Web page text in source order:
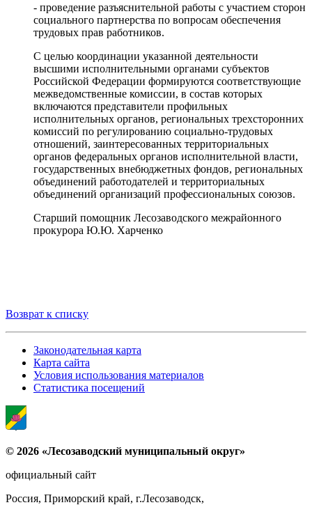
- проведение разъяснительной работы с участием сторон
социального партнерства по вопросам обеспечения
трудовых прав работников.
С целью координации указанной деятельности
высшими исполнительными органами субъектов
Российской Федерации формируются соответствующие
межведомственные комиссии, в состав которых
включаются представители профильных
исполнительных органов, региональных трехсторонних
комиссий по регулированию социально-трудовых
отношений, заинтересованных территориальных
органов федеральных органов исполнительной власти,
государственных внебюджетных фондов, региональных
объединений работодателей и территориальных
объединений организаций профессиональных союзов.
Старший помощник Лесозаводского межрайонного
прокурора Ю.Ю. Харченко
Возврат к списку
Законодательная карта
Карта сайта
Условия использования материалов
Статистика посещений
© 2026 «Лесозаводский муниципальный округ»
официальный сайт
Россия, Приморский край, г.Лесозаводск,